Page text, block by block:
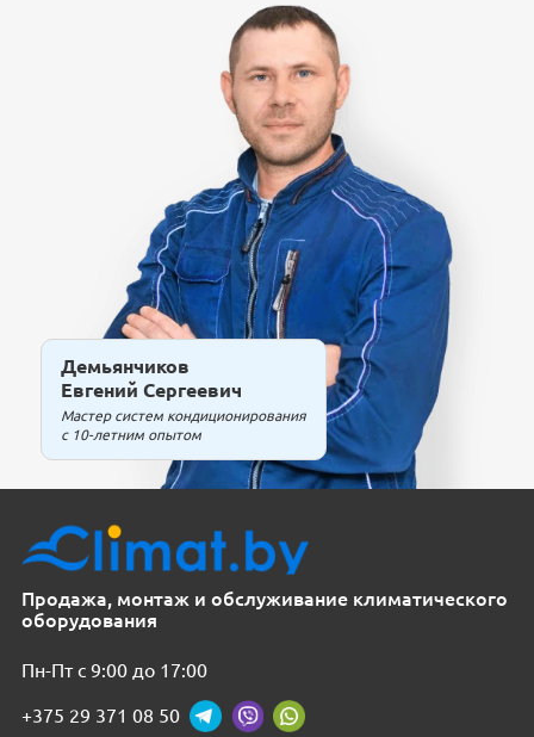
Демьянчиков
Евгений Сергеевич
Мастер систем кондиционирования
с 10-летним опытом
Продажа, монтаж и обслуживание климатического
оборудования
Пн-Пт с 9:00 до 17:00
+375 29 371 08 50